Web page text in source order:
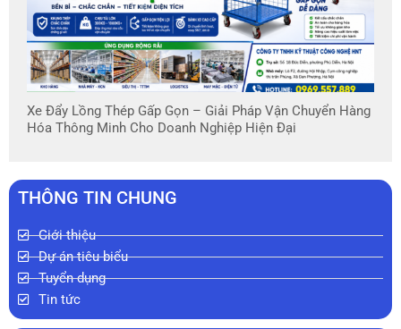
Xe Đẩy Lồng Thép Gấp Gọn – Giải Pháp Vận Chuyển Hàng
Hóa Thông Minh Cho Doanh Nghiệp Hiện Đại
THÔNG TIN CHUNG
Giới thiệu
Dự án tiêu biểu
Tuyển dụng
Tin tức